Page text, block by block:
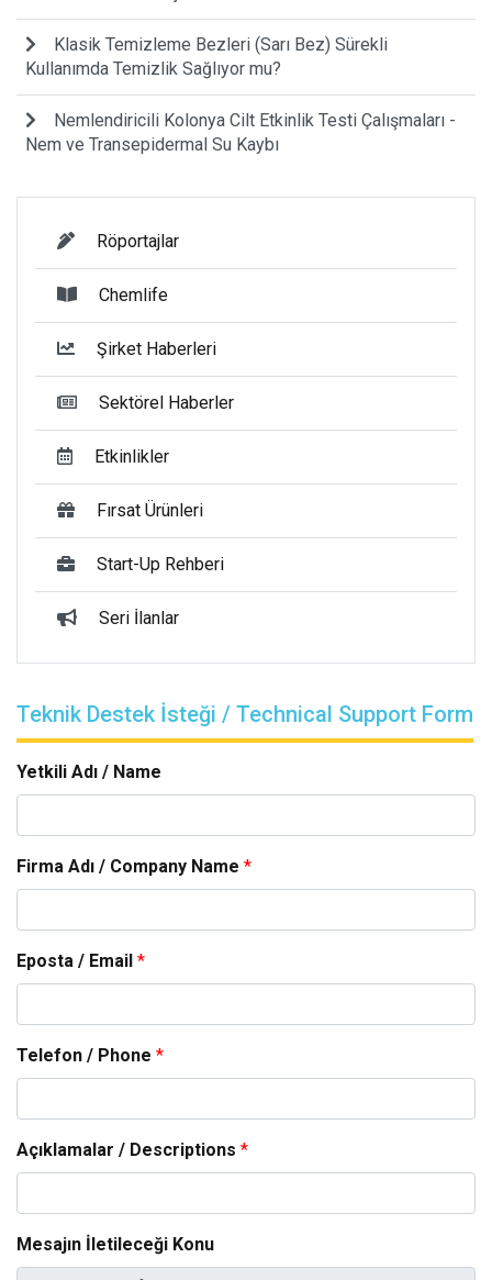
Klasik Temizleme Bezleri (Sarı Bez) Sürekli
Kullanımda Temizlik Sağlıyor mu?
Nemlendiricili Kolonya Cilt Etkinlik Testi Çalışmaları -
Nem ve Transepidermal Su Kaybı
Röportajlar
Chemlife
Şirket Haberleri
Sektörel Haberler
Etkinlikler
Fırsat Ürünleri
Start-Up Rehberi
Seri İlanlar
Teknik Destek İsteği / Technical Support Form
Yetkili Adı / Name
Firma Adı / Company Name *
Eposta / Email *
Telefon / Phone *
Açıklamalar / Descriptions *
Mesajın İletileceği Konu